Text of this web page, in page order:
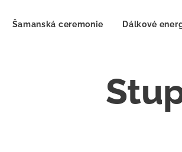
Šamanská ceremonie Dálkové